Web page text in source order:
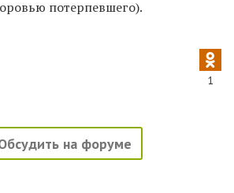
потерпевшего).
1
на форуме